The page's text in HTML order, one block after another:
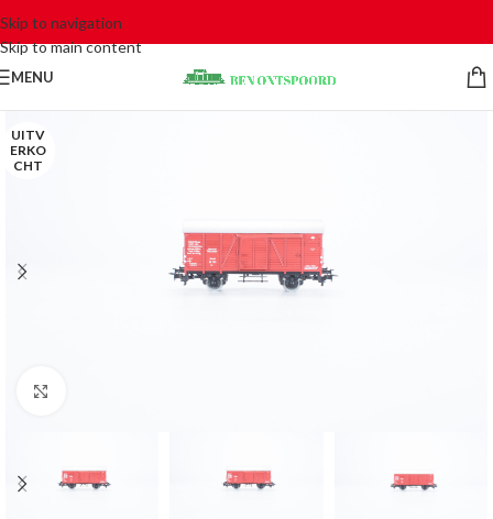
Skip to navigation
Skip to main content
MENU
UITV
ERKO
CHT